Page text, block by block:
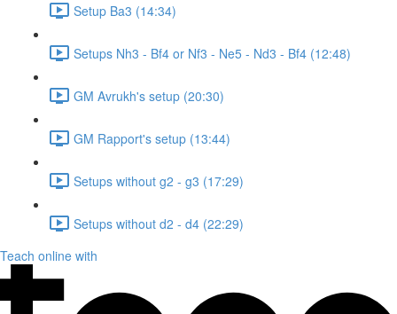
Setup Ba3 (14:34)
Setups Nh3 - Bf4 or Nf3 - Ne5 - Nd3 - Bf4 (12:48)
GM Avrukh's setup (20:30)
GM Rapport's setup (13:44)
Setups without g2 - g3 (17:29)
Setups without d2 - d4 (22:29)
Teach online with